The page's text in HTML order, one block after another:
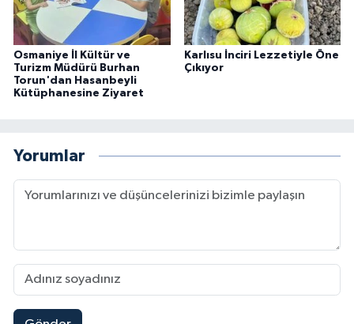
Osmaniye İl Kültür ve
Turizm Müdürü Burhan
Torun'dan Hasanbeyli
Kütüphanesine Ziyaret
Karlısu İnciri Lezzetiyle Öne
Çıkıyor
Yorumlar